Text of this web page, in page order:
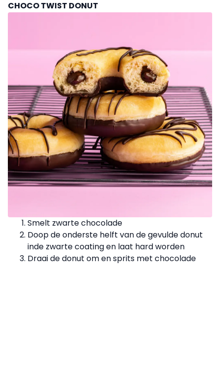
CHOCO TWIST DONUT
Smelt zwarte chocolade
Doop de onderste helft van de gevulde donut
inde zwarte coating en laat hard worden
Draai de donut om en sprits met chocolade